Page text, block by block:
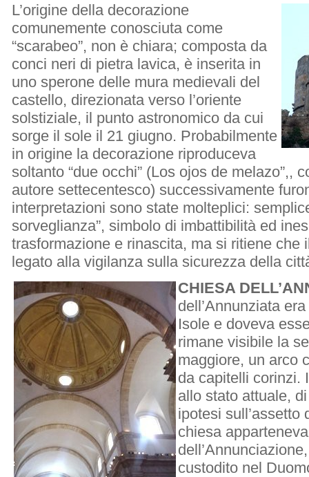
L’origine della decorazione
comunemente conosciuta come
“scarabeo”, non è chiara; composta da
conci neri di pietra lavica, è inserita in
uno sperone delle mura medievali del
castello, direzionata verso l’oriente
solstiziale, il punto astronomico da cui
sorge il sole il 21 giugno. Probabilmente
in origine la decorazione riproduceva
soltanto “due occhi” (Los ojos de melazo”,,
autore settecentesco) successivamente
interpretazioni sono state molteplici:
sorveglianza”, simbolo di imbattibilità ed
trasformazione e rinascita, ma si ritiene che
legato alla vigilanza sulla sicurezza della
CHIESA
dell’Annunziata
Isole e doveva
rimane visibile la
maggiore, un arco
da capitelli corinzi.
allo stato attuale,
ipotesi sull’assetto
chiesa
custodito nel